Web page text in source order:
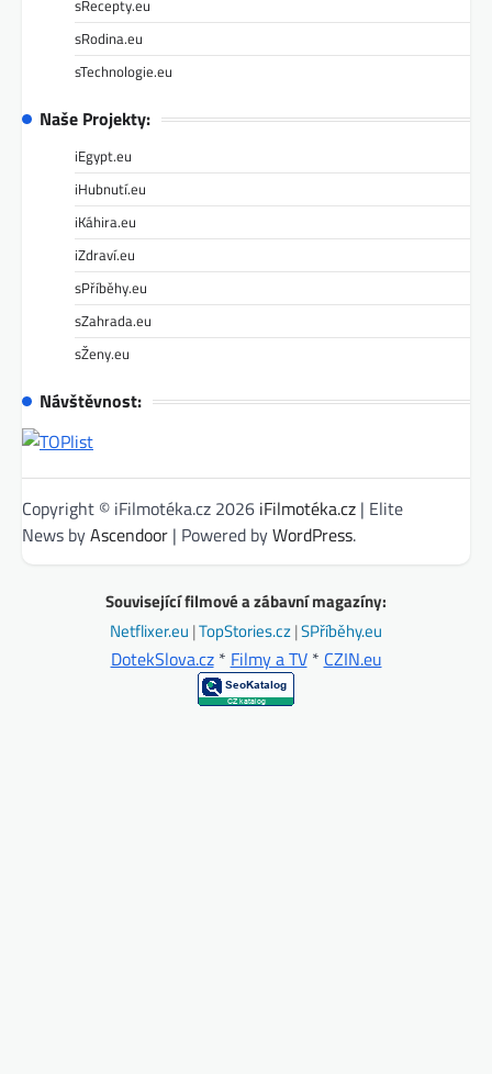
sRecepty.eu
sRodina.eu
sTechnologie.eu
Naše Projekty:
iEgypt.eu
iHubnutí.eu
iKáhira.eu
iZdraví.eu
sPříběhy.eu
sZahrada.eu
sŽeny.eu
Návštěvnost:
Copyright © iFilmotéka.cz 2026 iFilmotéka.cz | Elite
News byAscendoor | Powered byWordPress.
Související filmové a zábavní magazíny:
Netflixer.eu |TopStories.cz|SPříběhy.eu
DotekSlova.cz* Filmy a TV* CZIN.eu